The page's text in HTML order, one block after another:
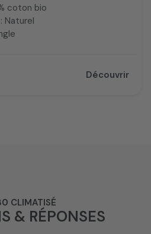
coton bio
Naturel
Découvrir
CLIMATISÉ
& RÉPONSES